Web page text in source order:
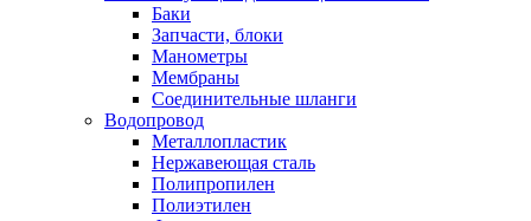
Баки
Запчасти, блоки
Манометры
Мембраны
Соединительные шланги
Водопровод
Металлопластик
Нержавеющая сталь
Полипропилен
Полиэтилен